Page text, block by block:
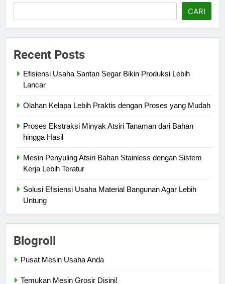
CARI
Recent Posts
Efisiensi Usaha Santan Segar Bikin Produksi Lebih
Lancar
Olahan Kelapa Lebih Praktis dengan Proses yang Mudah
Proses Ekstraksi Minyak Atsiri Tanaman dari Bahan
hingga Hasil
Mesin Penyuling Atsiri Bahan Stainless dengan Sistem
Kerja Lebih Teratur
Solusi Efisiensi Usaha Material Bangunan Agar Lebih
Untung
Blogroll
Pusat Mesin Usaha Anda
Temukan Mesin Grosir Disini!